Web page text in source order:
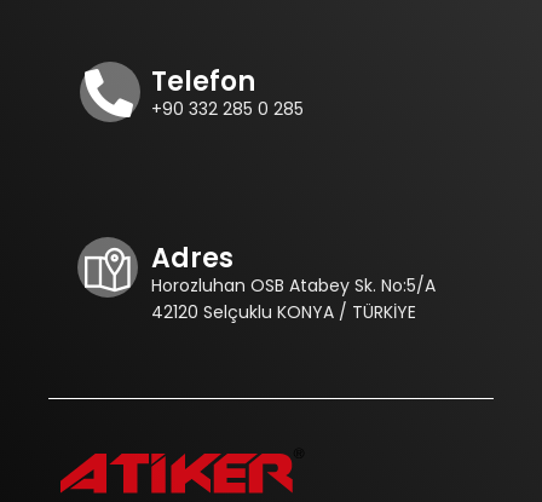
Telefon
+90 332 285 0 285
Adres
Horozluhan OSB Atabey Sk. No:5/A
42120 Selçuklu KONYA / TÜRKİYE